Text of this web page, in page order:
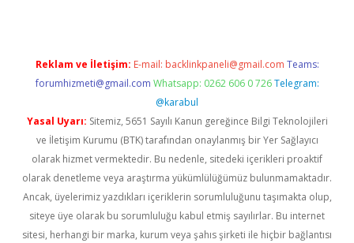
Reklam ve İletişim: E-mail: backlinkpaneli@gmail.com Teams:
forumhizmeti@gmail.com Whatsapp: 0262 606 0 726 Telegram:
@karabul
Yasal Uyarı: Sitemiz, 5651 Sayılı Kanun gereğince Bilgi Teknolojileri
ve İletişim Kurumu (BTK) tarafından onaylanmış bir Yer Sağlayıcı
olarak hizmet vermektedir. Bu nedenle, sitedeki içerikleri proaktif
olarak denetleme veya araştırma yükümlülüğümüz bulunmamaktadır.
Ancak, üyelerimiz yazdıkları içeriklerin sorumluluğunu taşımakta olup,
siteye üye olarak bu sorumluluğu kabul etmiş sayılırlar. Bu internet
sitesi, herhangi bir marka, kurum veya şahıs şirketi ile hiçbir bağlantısı